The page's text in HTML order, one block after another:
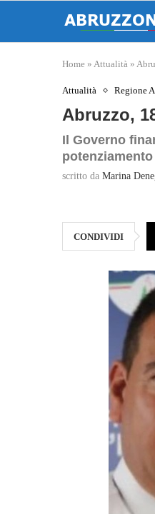
Home » Attualità »
Attualità Regione
Abruzzo,
Il Governo
scritto da Marina
CONDIVIDI